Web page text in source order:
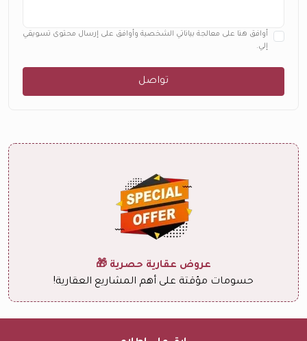
أوافق هنا على معالجة بياناتي الشخصية وأوافق على إرسال محتوى تسويقي
إلي.
تواصل
عروض عقارية حصرية 🎁
حسومات مؤقتة على أهم المشاريع العقارية!